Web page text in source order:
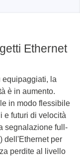
Ethernet
equipaggiati, la
è in aumento.
in modo flessibile
e futuri di velocità
segnalazione full-
dell'Ethernet per
perdite al livello